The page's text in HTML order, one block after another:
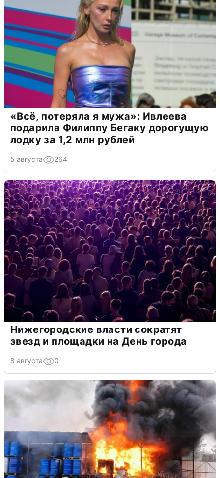
«Всё, потеряла я мужа»: Ивлеева
подарила Филиппу Бегаку дорогущую
лодку за 1,2 млн рублей
5 августа 264
Нижегородские власти сократят
звезд и площадки на День города
8 августа 0